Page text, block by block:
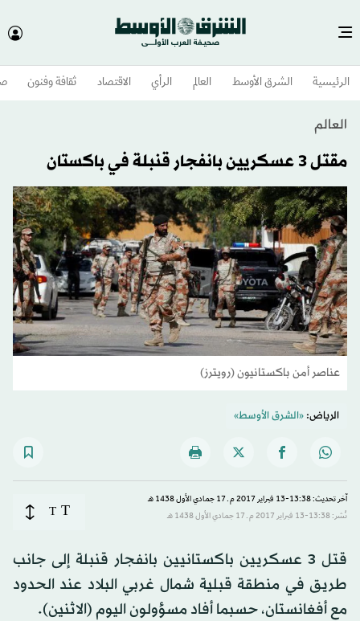
الرئيسية الشرق الأوسط​ العالم الرأي الاقتصاد ثقافة وفنون
العالم
مقتل 3 عسكريين بانفجار قنبلة في باكستان
عناصر أمن باكستانيون (رويترز)
الرياض:«الشرق الأوسط»
آخر تحديث: 13:38-13 فبراير 2017 م ـ 17 جمادي الأول 1438 هـ
نُشر: 13:38-13 فبراير 2017 م ـ 17 جمادي الأول 1438 هـ
T
T
قتل 3 عسكريين باكستانيين بانفجار قنبلة إلى جانب
طريق في منطقة قبلية شمال غربي البلاد عند الحدود
مع أفغانستان، حسبما أفاد مسؤولون اليوم (الاثنين).